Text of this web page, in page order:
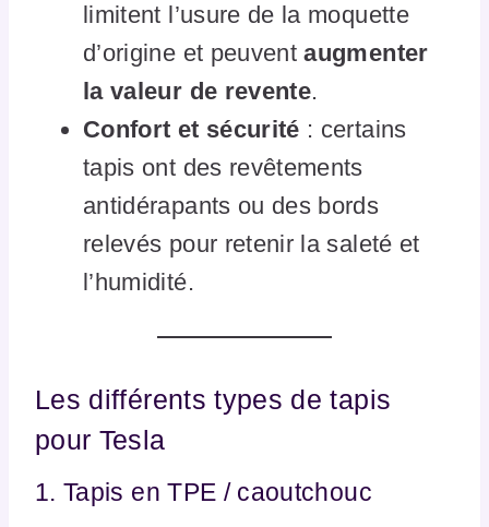
limitent l’usure de la moquette
d’origine et peuventaugmenter
la valeur de revente.
Confort et sécurité : certains
tapis ont des revêtements
antidérapants ou des bords
relevés pour retenir la saleté et
l’humidité.
Les différents types de tapis
pour Tesla
1. Tapis en TPE / caoutchouc